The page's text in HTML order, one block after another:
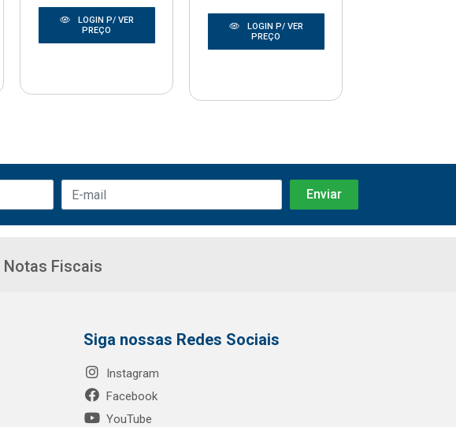
LOGIN P/ VER
PREÇO
LOGIN P/ VER
PREÇO
Notas Fiscais
Siga nossas Redes Sociais
Instagram
Facebook
YouTube